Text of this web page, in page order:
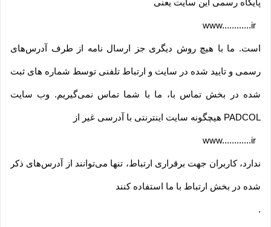
پایگاه رسمی این سایت یعنی
www............ir
است. ما با هیچ روش دیگری جز ارسال نامه از طرف آدرس‏‌های
رسمی و تایید شده در سایت و ارتباط تلفنی توسط شماره های ثبت
شده در بخش تماس با، ما با شما تماس نمی‌‏گیریم. وب سایت
PADCOL هیچگونه سایت اینترنتی با آدرسی غیر از
www............ir
ندارد، کاربران جهت برقراری ارتباط، تنها می‏‌توانند از آدرس‌‏های ذکر
شده در بخش ارتباط با ما استفاده کنند
.